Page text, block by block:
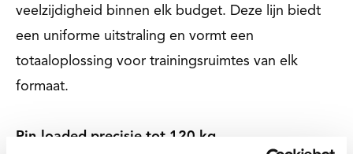
veelzijdigheid binnen elk budget. Deze lijn biedt
een uniforme uitstraling en vormt een
totaaloplossing voor trainingsruimtes van elk
formaat.
Pin-loaded precisie tot 120 kg